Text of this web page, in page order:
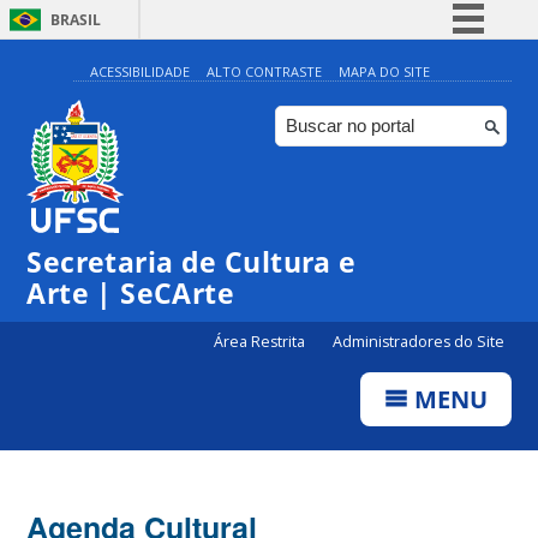
BRASIL
Simplifique!
Comunica BR
Participe
ACESSIBILIDADE ALTO CONTRASTE MAPA DO SITE
Secretaria de Cultura e
Arte | SeCArte
Área Restrita Administradores do Site
MENU
Agenda Cultural